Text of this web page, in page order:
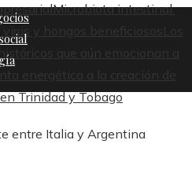
Microbiota intestinal:
y hongos beneficiosos
Los
que aún emocionan a
energética a la creación de
Trinidad y Tobago
entre Italia y Argentina